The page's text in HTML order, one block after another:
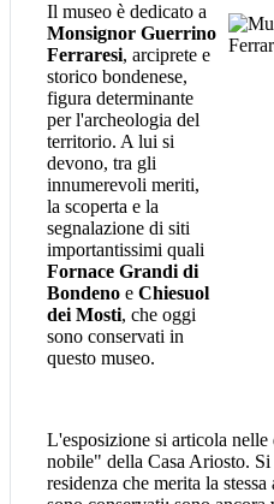
Il museo è dedicato a
Monsignor Guerrino
Ferraresi, arciprete e
storico bondenese,
figura determinante
per l'archeologia del
territorio. A lui si
devono, tra gli
innumerevoli meriti,
la scoperta e la
segnalazione di siti
importantissimi quali
Fornace Grandi di
Bondeno e Chiesuol
dei Mosti, che oggi
sono conservati in
questo museo.
L'esposizione si articola
nobile" della Casa Ariosto. Si
residenza che merita la